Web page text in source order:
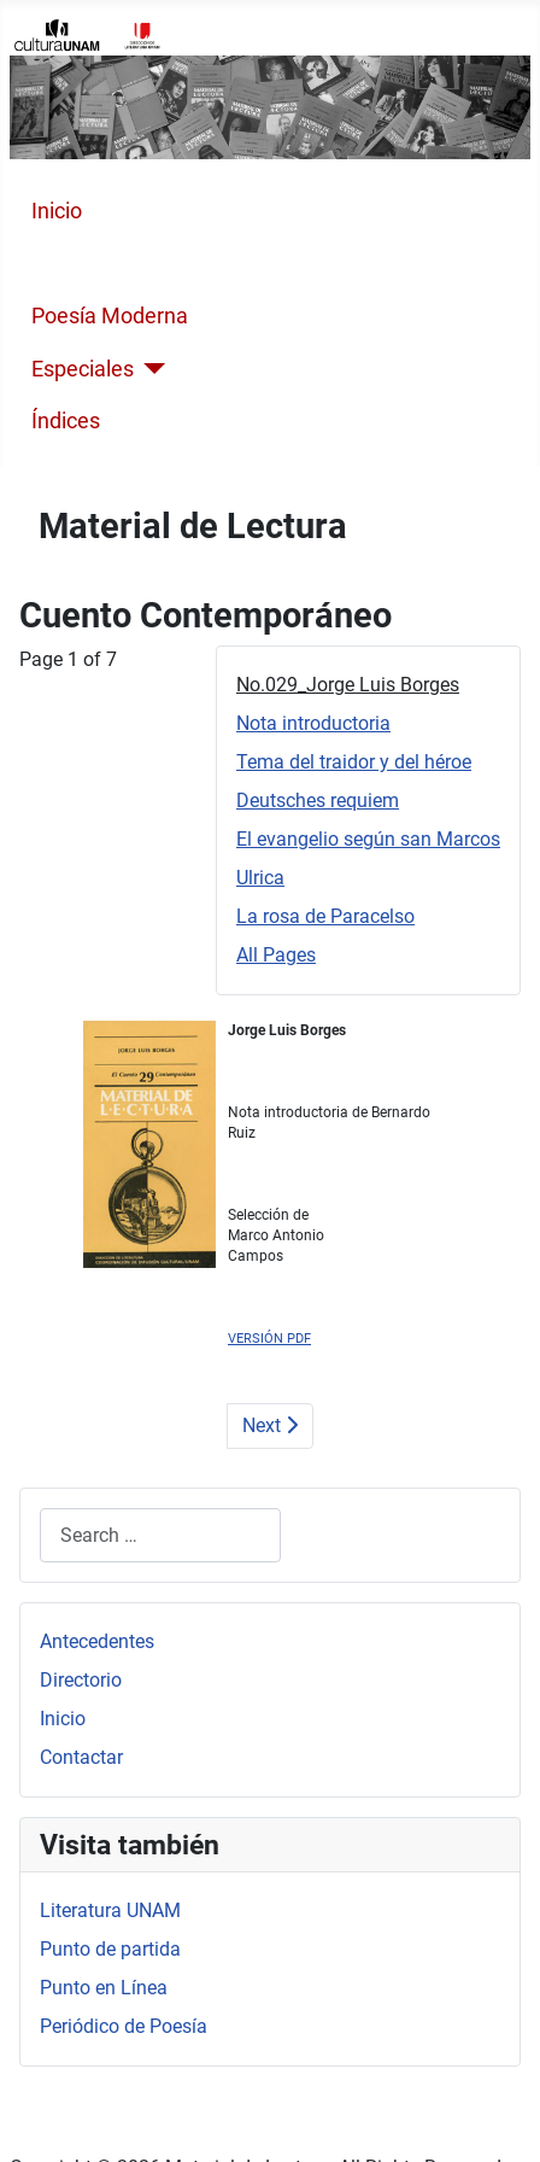
Inicio
Poesía Moderna
Especiales
Índices
Material de Lectura
Cuento Contemporáneo
No.029_Jorge Luis Borges
Nota introductoria
Tema del traidor y del héroe
Deutsches requiem
El evangelio según san Marcos
Ulrica
La rosa de Paracelso
All Pages
Page 1 of 7
Jorge Luis Borges
Nota introductoria de Bernardo
Ruiz
Selección de
Marco Antonio
Campos
VERSIÓN PDF
Next
Antecedentes
Directorio
Inicio
Contactar
Visita también
Literatura UNAM
Punto de partida
Punto en Línea
Periódico de Poesía